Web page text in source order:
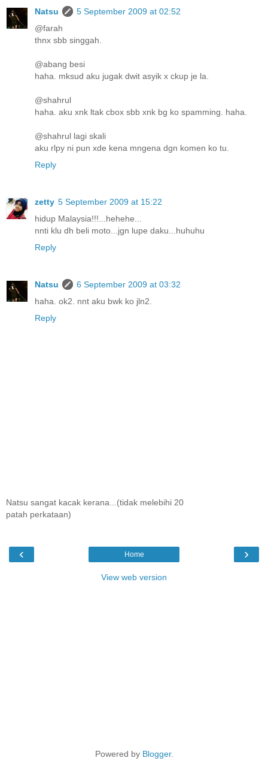
Natsu
5 September 2009 at 02:52
@farah
thnx sbb singgah.
@abang besi
haha. mksud aku jugak dwit asyik x ckup je la.
@shahrul
haha. aku xnk ltak cbox sbb xnk bg ko spamming. haha.
@shahrul lagi skali
aku rlpy ni pun xde kena mngena dgn komen ko tu.
Reply
zetty 5 September 2009 at 15:22
hidup Malaysia!!!...hehehe...
nnti klu dh beli moto...jgn lupe daku...huhuhu
Reply
Natsu
6 September 2009 at 03:32
haha. ok2. nnt aku bwk ko jln2.
Reply
Natsu sangat kacak kerana...(tidak melebihi 20
patah perkataan)
‹ ›
Home
View web version
Powered by Blogger.